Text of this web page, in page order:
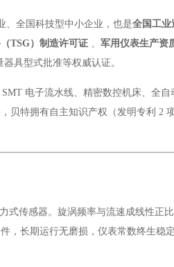
、全国科技型中小企业，也是全国工业
TSG）制造许可证 、 军用仪表生产资
具型式批准等权威认证。
电子流水线、精密数控机床、全
贝特拥有自主知识产权（发明专利 2
式传感器。旋涡频率与流速成线性正
，长期运行无磨损，仪表常数终生稳定